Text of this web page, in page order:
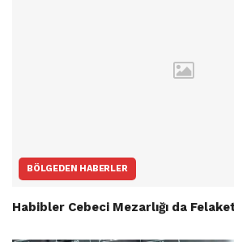
BÖLGEDEN HABERLER
Habibler Cebeci Mezarlığı da